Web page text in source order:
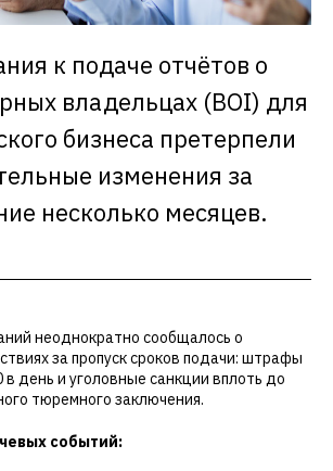
к подаче отчётов о
владельцах (BOI) для
бизнеса претерпели
изменения за
несколько месяцев.
неоднократно сообщалось о
за пропуск сроков подачи: штрафы
день и уголовные санкции вплоть до
тюремного заключения.
событий: